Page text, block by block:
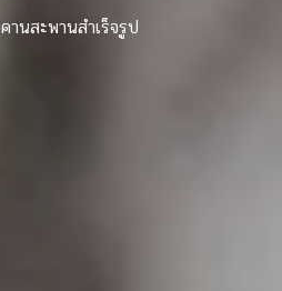
คานสะพานสำเร็จรูป